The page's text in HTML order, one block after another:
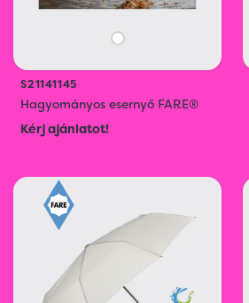
S21141145
Hagyományos esernyő FARE®
Kérj ajánlatot!